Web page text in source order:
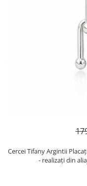
Cercei Tifany Argintii
- realizați din